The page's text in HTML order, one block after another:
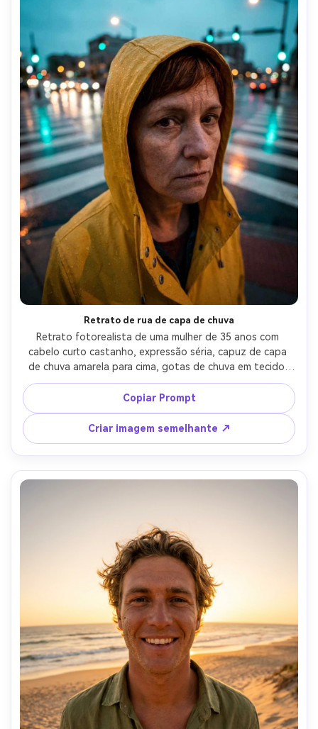
Retrato de rua de capa de chuva
Retrato fotorealista de uma mulher de 35 anos com
cabelo curto castanho, expressão séria, capuz de capa
de chuva amarela para cima, gotas de chuva em tecido,
travessia molhada no centro da cidade com faróis
embaçados, luz crepúscula humorosa com destaques de
lanternas de rua, Panasonic S5II, lente olho de peixe de 9
mm f/4, composição ligeiramente inclinada, linhas de
fundo se curvando em direção aos cantos, grau
cinematográfico azul-laranja, foco nítido no rosto, poros
naturais e sombras-AR 4:5
Copiar Prompt
Criar imagem semelhante ↗